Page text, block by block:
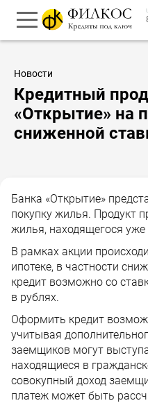
Новости
Кредитный
«Открытие» на
сниженной
Банка «Открытие»
покупку жилья. Продукт
жилья, находящегося уже
В рамках акции
ипотеке, в частности
кредит возможно со
в рублях.
Оформить кредит
учитывая
заемщиков могут
находящиеся в
совокупный доход
платеж может быть